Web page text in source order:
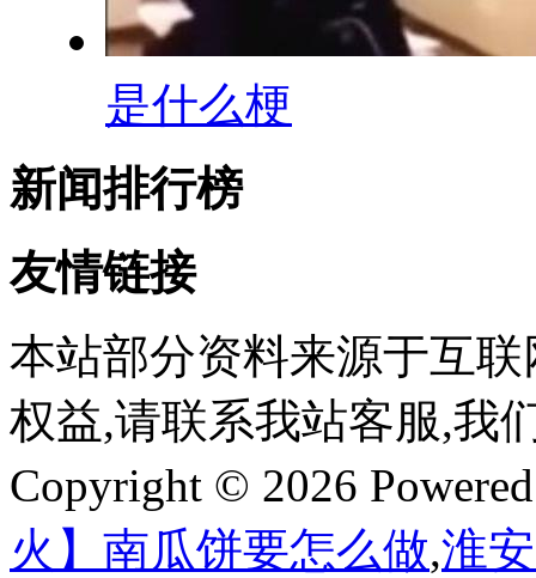
是什么梗
新闻排行榜
友情链接
本站部分资料来源于互
权益,请联系我站客服,我
Copyright © 2026
火】南瓜饼要怎么做,淮